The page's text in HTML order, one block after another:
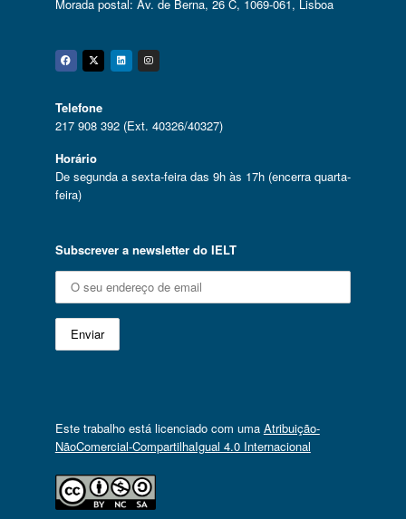
Morada postal: Av. de Berna, 26 C, 1069-061, Lisboa
Facebook
Twitter
Linkedin
Instagram
Telefone
217 908 392 (Ext. 40326/40327)
Horário
De segunda a sexta-feira das 9h às 17h (encerra quarta-
feira)
Subscrever a newsletter do IELT
Este trabalho está licenciado com uma Atribuição-
NãoComercial-CompartilhaIgual 4.0 Internacional